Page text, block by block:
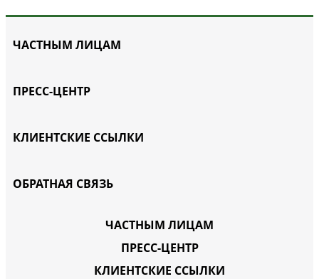
ЧАСТНЫМ ЛИЦАМ
ПРЕСС-ЦЕНТР
КЛИЕНТСКИЕ ССЫЛКИ
ОБРАТНАЯ СВЯЗЬ
ЧАСТНЫМ ЛИЦАМ
ПРЕСС-ЦЕНТР
КЛИЕНТСКИЕ ССЫЛКИ